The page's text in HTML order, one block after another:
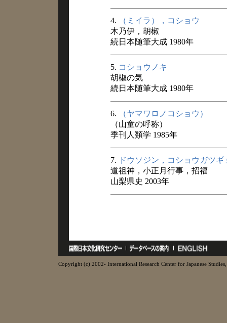
4.
（ミイラ），コショウ
木乃伊，胡椒
続日本随筆大成 1980年
5. コショウノキ
胡椒の気
続日本随筆大成 1980年
6.
（ヤマワロノコショウ）
（山童の呼称）
季刊人類学 1985年
7. ドウソジン，コショウガツ
道祖神，小正月行事，招福
山梨県史 2003年
Copyright (c) 2002- International Research Center for Japanese